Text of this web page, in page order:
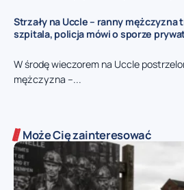
Strzały na Uccle – ranny mężczyzna
szpitala, policja mówi o sporze
W środę wieczorem na Uccle
mężczyzna –...
Może Cię zainteresować